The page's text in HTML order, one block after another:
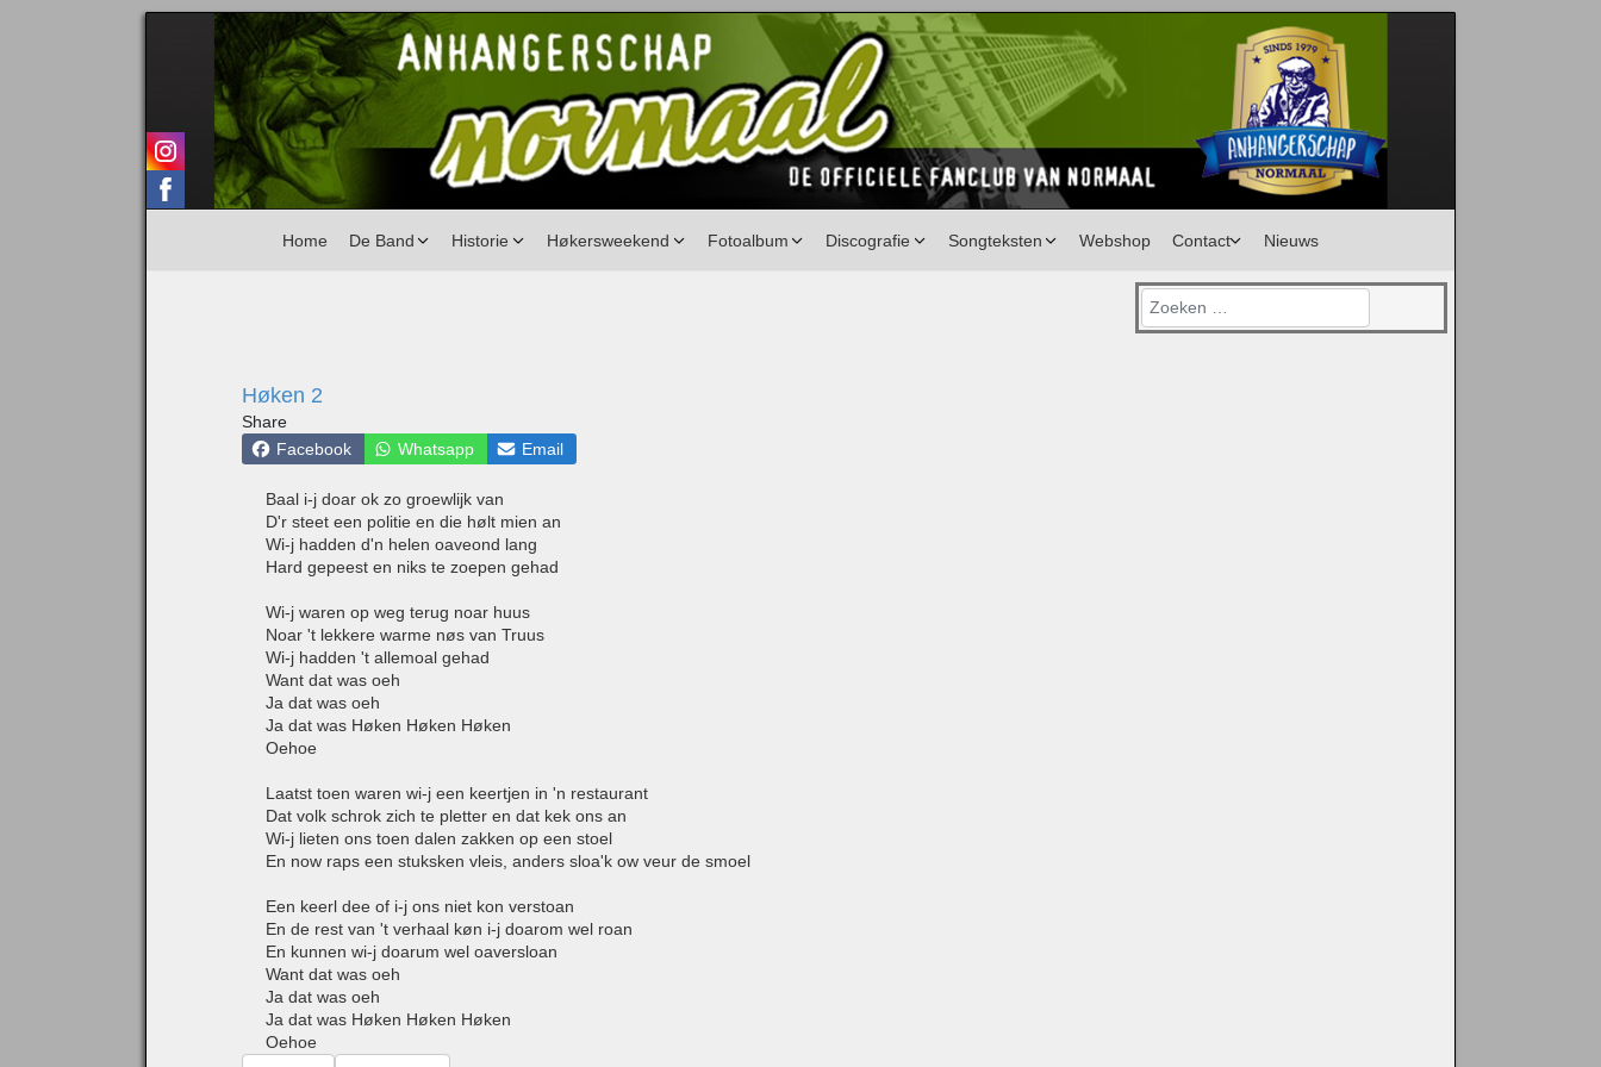
Home De Band Historie Høkersweekend Fotoalbum Discografie Songteksten Webshop Contact Nieuws
Zoeken
Høken 2
Share
Facebook
Whatsapp Email
Baal i-j doar ok zo groewlijk van
D'r steet een politie en die hølt mien an
Wi-j hadden d'n helen oaveond lang
Hard gepeest en niks te zoepen gehad
Wi-j waren op weg terug noar huus
Noar 't lekkere warme nøs van Truus
Wi-j hadden 't allemoal gehad
Want dat was oeh
Ja dat was oeh
Ja dat was Høken Høken Høken
Oehoe
Laatst toen waren wi-j een keertjen in 'n restaurant
Dat volk schrok zich te pletter en dat kek ons an
Wi-j lieten ons toen dalen zakken op een stoel
En now raps een stuksken vleis, anders sloa'k ow veur de smoel
Een keerl dee of i-j ons niet kon verstoan
En de rest van 't verhaal køn i-j doarom wel roan
En kunnen wi-j doarum wel oaversloan
Want dat was oeh
Ja dat was oeh
Ja dat was Høken Høken Høken
Oehoe